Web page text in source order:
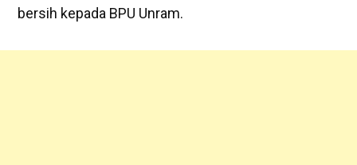
bersih kepada BPU Unram.